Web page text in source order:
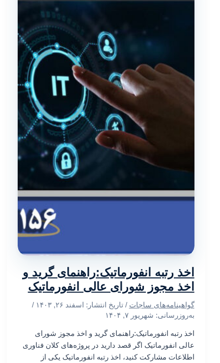
اخذ رتبه انفورماتیک:راهنمای گرید و
اخذ مجوز شورای عالی انفورماتیک
گواهینامه‌های ساجات/ تاریخ انتشار: اسفند ۲۶, ۱۴۰۳
/
به‌روزرسانی: شهریور ۷, ۱۴۰۴
اخذ رتبه انفورماتیک:راهنمای گرید و اخذ مجوز شورای
عالی انفورماتیک اگر قصد دارید در پروژه‌های کلان فناوری
اطلاعات مشارکت کنید، اخذ رتبه انفورماتیک یکی از